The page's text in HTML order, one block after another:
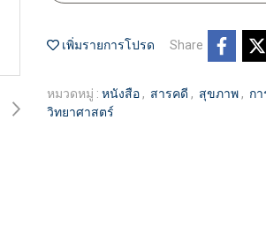
เพิ่มรายการโปรด Share
หมวดหมู่ : หนังสือ , สารคดี , สุขภาพ , กา
วิทยาศาสตร์